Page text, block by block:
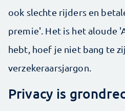
ook slechte rijders en
premie'. Het is het aloude
hebt, hoef je niet bang te
verzekeraarsjargon.
Privacy is